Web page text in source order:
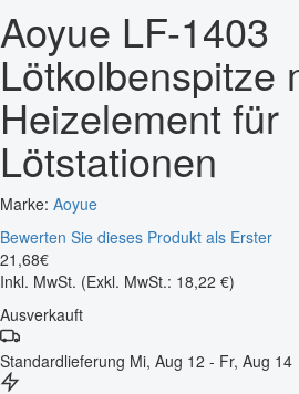
Aoyue LF-1403
Lötkolbenspitze
Heizelement für
Lötstationen
Marke: Aoyue
Bewerten Sie dieses Produkt als Erster
21 ,68€
Inkl. MwSt. (Exkl. MwSt.: 18,22 €)
Ausverkauft
Standardlieferung Mi, Aug 12 - Fr, Aug 14